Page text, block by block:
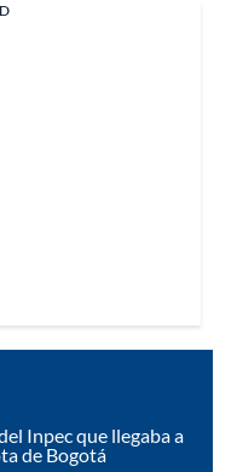
Inpec que llegaba a
de Bogotá